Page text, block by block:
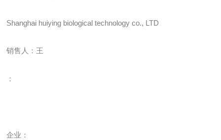
Shanghai huiying biological technology co., LTD
销售人：王
：
企业 ：